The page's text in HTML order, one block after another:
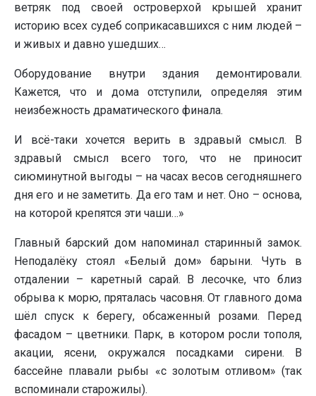
ветряк под своей островерхой крышей хранит
историю всех судеб соприкасавшихся с ним людей –
и живых и давно ушедших…
Оборудование внутри здания демонтировали.
Кажется, что и дома отступили, определяя этим
неизбежность драматического финала.
И всё-таки хочется верить в здравый смысл. В
здравый смысл всего того, что не приносит
сиюминутной выгоды – на часах весов сегодняшнего
дня его и не заметить. Да его там и нет. Оно – основа,
на которой крепятся эти чаши…»
Главный барский дом напоминал старинный замок.
Неподалёку стоял «Белый дом» барыни. Чуть в
отдалении – каретный сарай. В лесочке, что близ
обрыва к морю, пряталась часовня. От главного дома
шёл спуск к берегу, обсаженный розами. Перед
фасадом – цветники. Парк, в котором росли тополя,
акации, ясени, окружался посадками сирени. В
бассейне плавали рыбы «с золотым отливом» (так
вспоминали старожилы).